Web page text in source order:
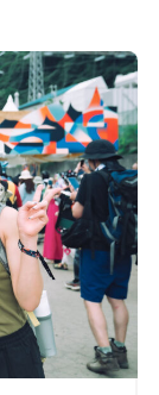
ー 採用情報